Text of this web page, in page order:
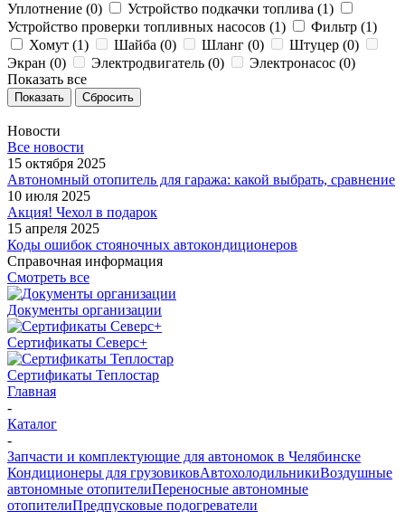
Уплотнение (0) Устройство подкачки топлива (1)
Устройство проверки топливных насосов (1) Фильтр (1)
Хомут (1) Шайба (0) Шланг (0) Штуцер (0)
Экран (0) Электродвигатель (0) Электронасос (0)
Показать все
Сбросить
Новости
Все новости
15 октября 2025
Автономный отопитель для гаража: какой выбрать, сравнение
10 июля 2025
Акция! Чехол в подарок
15 апреля 2025
Коды ошибок стояночных автокондиционеров
Справочная информация
Смотреть все
Документы организации
Сертификаты Северс+
Сертификаты Теплостар
Главная
-
Каталог
-
Запчасти и комплектующие для автономок в Челябинске
Кондиционеры для грузовиковАвтохолодильникиВоздушные
автономные отопителиПереносные автономные
отопителиПредпусковые подогреватели